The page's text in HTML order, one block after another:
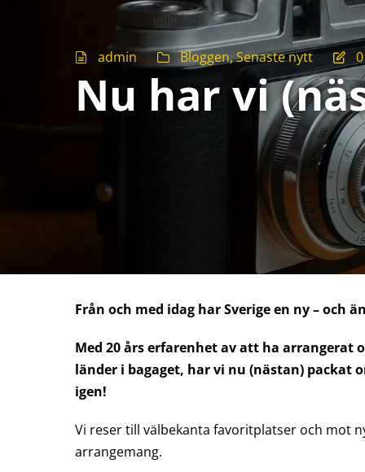
admin Bloggen,Senaste nytt 0
Nu har vi
Från och med idag har Sverige en ny – och
Med 20 års erfarenhet av att ha
länder i bagaget, har vi nu (nästan) packat
igen!
Vi reser till välbekanta favoritplatser och mot
arrangemang.